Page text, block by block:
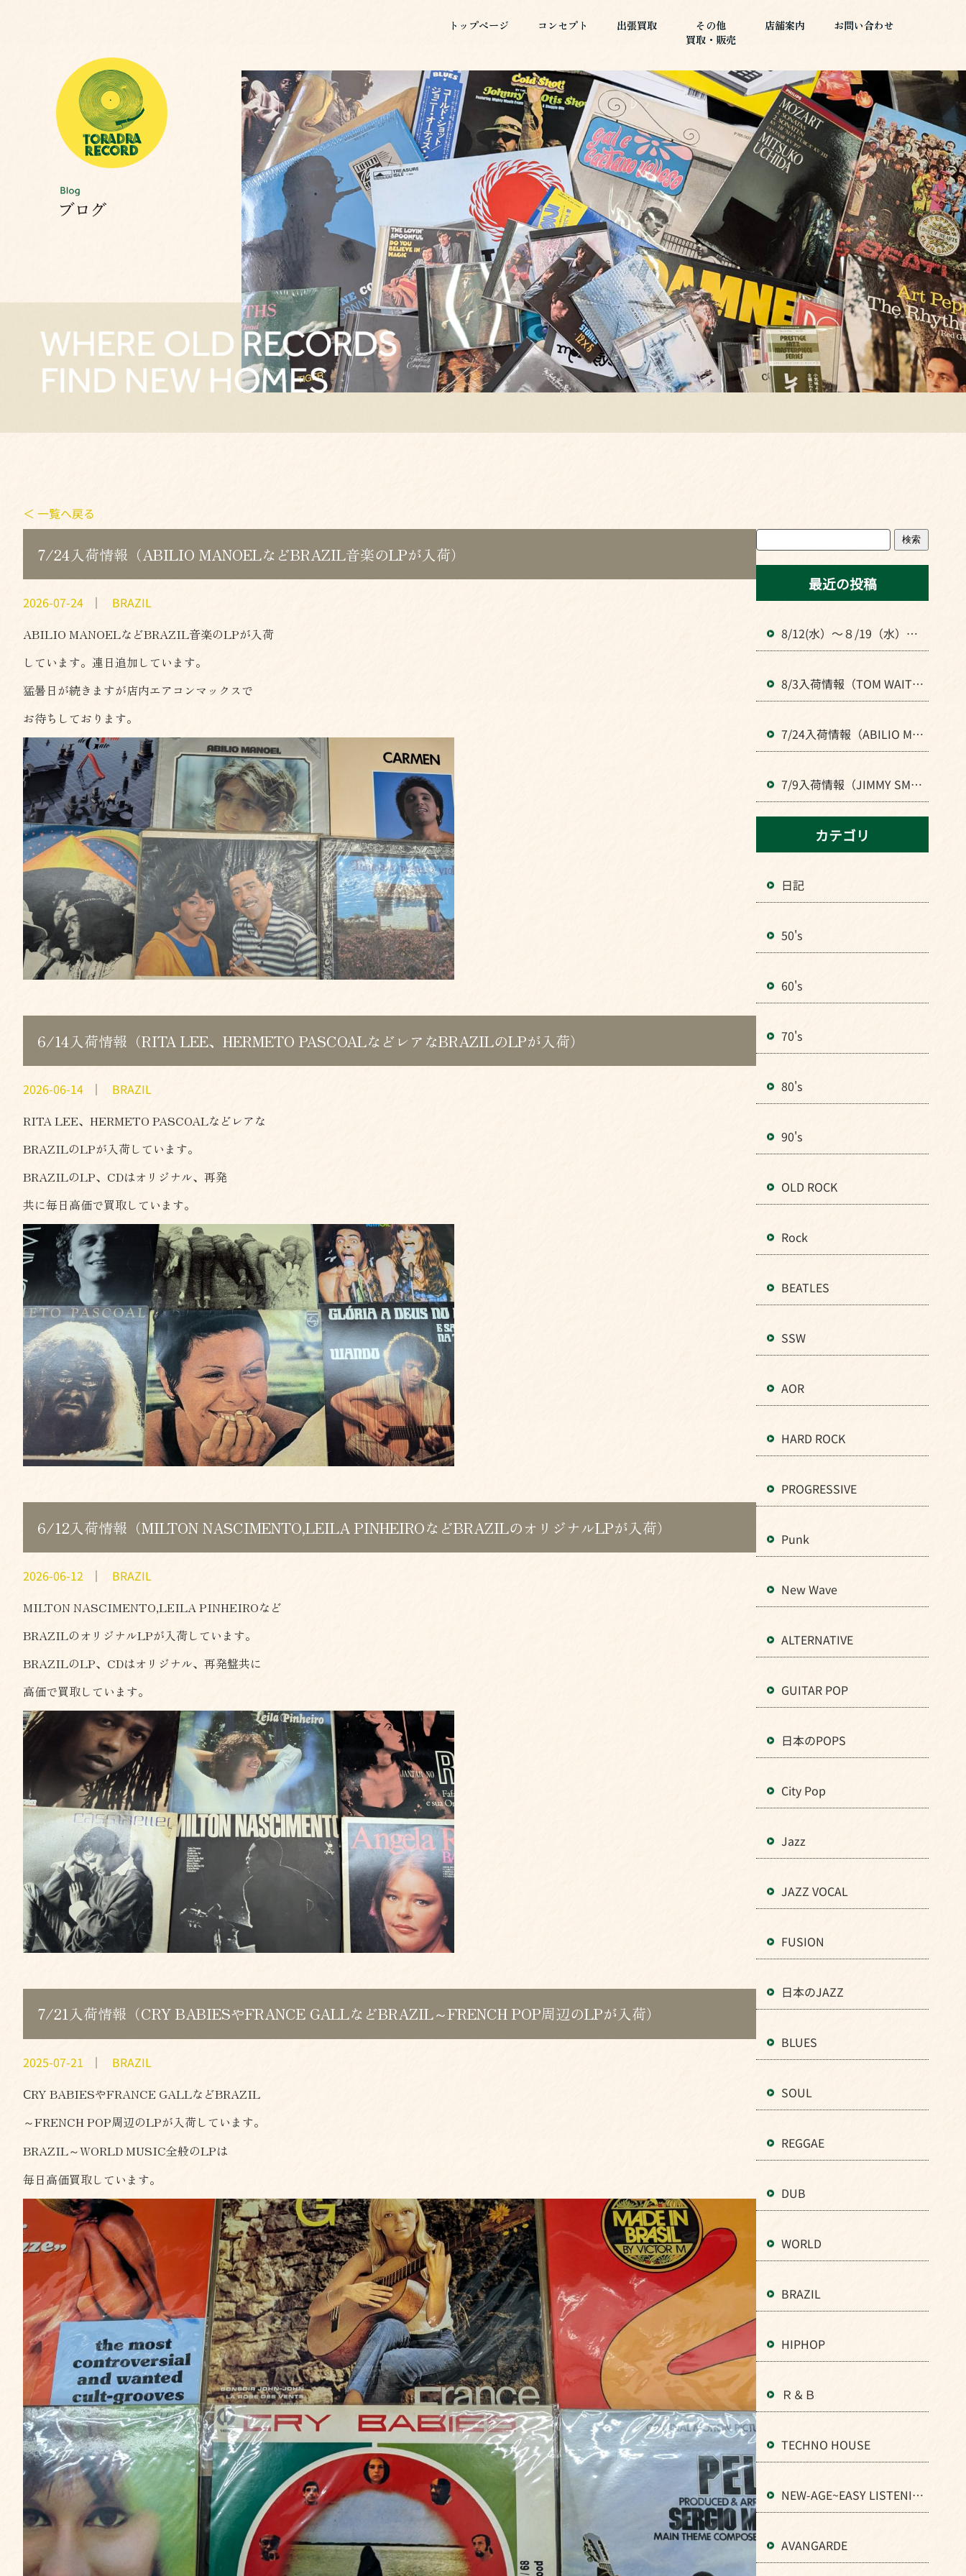
買取・販売
トップページ
コンセプト 出張買取
その他
買取・販売
店舗案内 お問い合わせ
＜ 一覧へ戻る
7/24入荷情報（ABILIO MANOELなどBRAZIL音楽のLPが入荷）
2026-07-24 ｜
BRAZIL
ABILIO MANOELなどBRAZIL音楽のLPが入荷
しています。連日追加しています。
猛暑日が続きますが店内エアコンマックスで
お待ちしております。
6/14入荷情報（RITA LEE、HERMETO PASCOALなどレアなBRAZILのLPが入荷）
2026-06-14 ｜
BRAZIL
RITA LEE、HERMETO PASCOALなどレアな
BRAZILのLPが入荷しています。
BRAZILのLP、CDはオリジナル、再発
共に毎日高価で買取しています。
6/12入荷情報（MILTON NASCIMENTO,LEILA PINHEIROなどBRAZILのオリジナルLPが入荷）
2026-06-12 ｜
BRAZIL
MILTON NASCIMENTO,LEILA PINHEIROなど
BRAZILのオリジナルLPが入荷しています。
BRAZILのLP、CDはオリジナル、再発盤共に
高価で買取しています。
7/21入荷情報（CRY BABIESやFRANCE GALLなどBRAZIL～FRENCH POP周辺のLPが入荷）
2025-07-21 ｜
BRAZIL
ⅭRY BABIESやFRANCE GALLなどBRAZIL
～FRENCH POP周辺のLPが入荷しています。
BRAZIL～WORLD MUSIC全般のLPは
毎日高価買取しています。
検索
最近の投稿
8/12(水）～８/19（水）ま
で夏季休業します。よろし
8/3入荷情報（TOM WAIT
S、KRAFTWERKなどロック
7/24入荷情報（ABILIO MA
NOELなどBRAZIL音楽のLP
7/9入荷情報（JIMMY SMIT
H、MⅭCOY TYNERなどJAZ
Zの人気LPが入荷）
カテゴリ
日記
50's
60's
70's
80's
90's
OLD ROCK
Rock
BEATLES
SSW
AOR
HARD ROCK
PROGRESSIVE
Punk
New Wave
ALTERNATIVE
GUITAR POP
日本のPOPS
City Pop
Jazz
JAZZ VOCAL
FUSION
日本のJAZZ
BLUES
SOUL
REGGAE
DUB
WORLD
BRAZIL
HIPHOP
Ｒ＆Ｂ
TECHNO HOUSE
NEW-AGE~EASY LISTENIN
G
AVANGARDE